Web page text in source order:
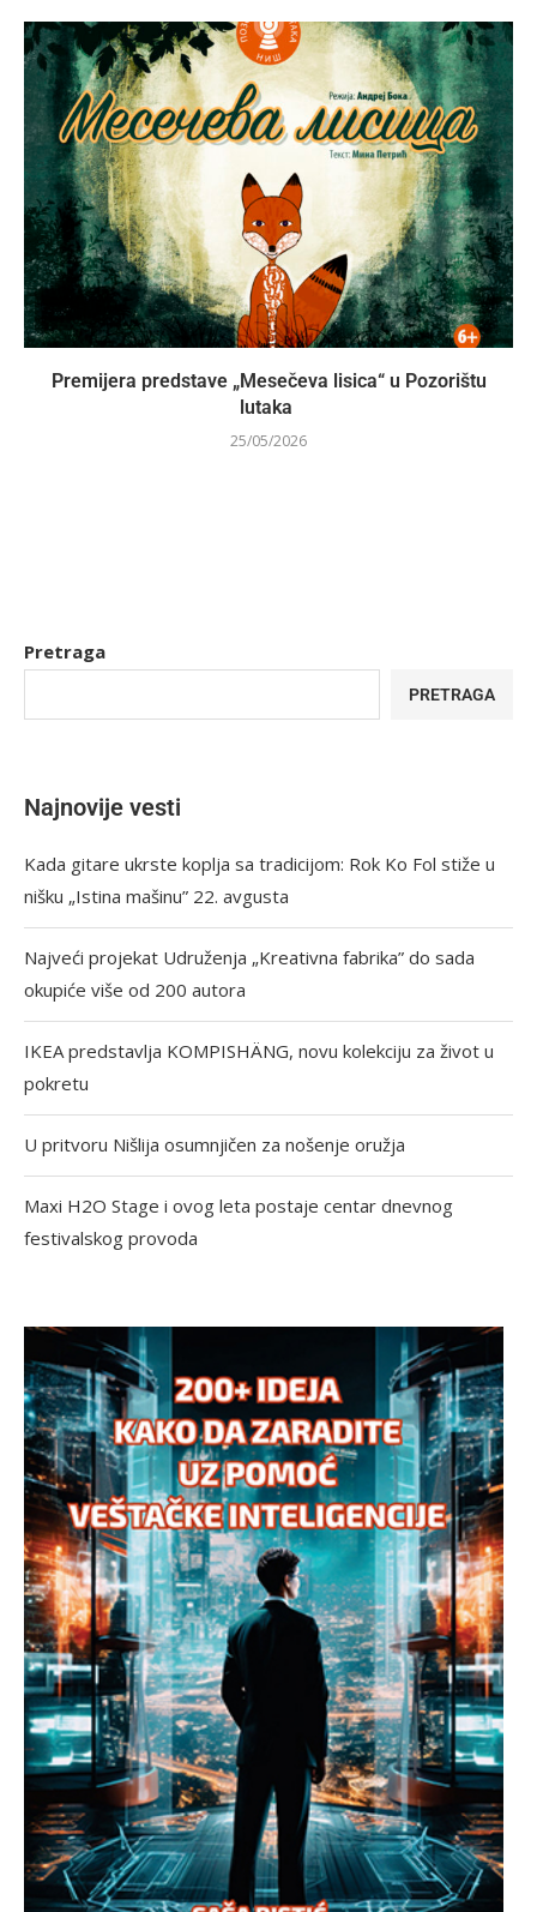
Premijera predstave „Mesečeva lisica“ u Pozorištu
lutaka
25/05/2026
Pretraga
PRETRAGA
Najnovije vesti
Kada gitare ukrste koplja sa tradicijom: Rok Ko Fol stiže u
nišku „Istina mašinu” 22. avgusta
Najveći projekat Udruženja „Kreativna fabrika” do sada
okupiće više od 200 autora
IKEA predstavlja KOMPISHÄNG, novu kolekciju za život u
pokretu
U pritvoru Nišlija osumnjičen za nošenje oružja
Maxi H2O Stage i ovog leta postaje centar dnevnog
festivalskog provoda